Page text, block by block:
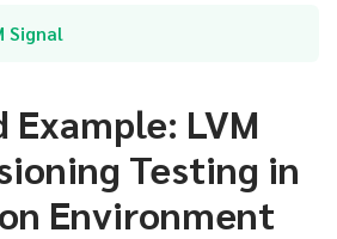
Signal
Example: LVM
Testing in
Environment